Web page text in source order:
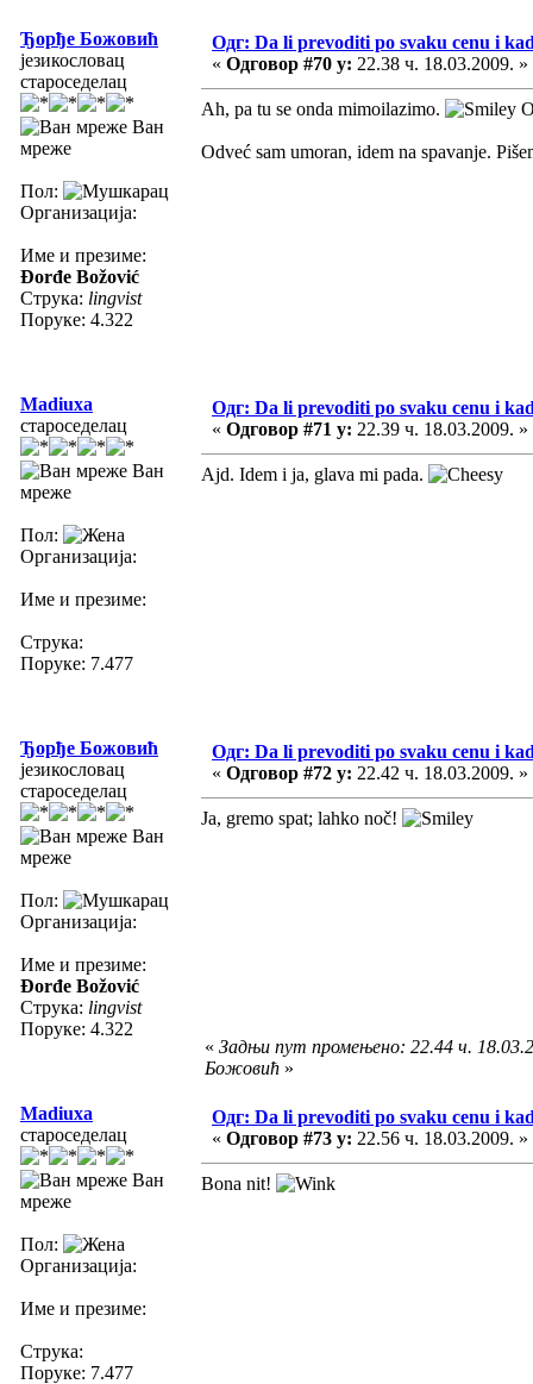
Ђорђе Божовић
језикословац
староседелац
Ван
мреже
Пол:
Организација:
Име и презиме:
Đorđe Božović
Струка: lingvist
Поруке: 4.322
Одг: Da li prevoditi po svaku cenu i
« Одговор #70 у: 22.38 ч. 18.03.2009. »
Ah, pa tu se onda mimoilazimo.
Odveć sam umoran, idem na spavanje.
Madiuxa
староседелац
Ван
мреже
Пол:
Организација:
Име и презиме:
Струка:
Поруке: 7.477
Одг: Da li prevoditi po svaku cenu i
« Одговор #71 у: 22.39 ч. 18.03.2009. »
Ajd. Idem i ja, glava mi pada.
Ђорђе Божовић
језикословац
староседелац
Ван
мреже
Пол:
Организација:
Име и презиме:
Đorđe Božović
Струка: lingvist
Поруке: 4.322
Одг: Da li prevoditi po svaku cenu i
« Одговор #72 у: 22.42 ч. 18.03.2009. »
Ja, gremo spat; lahko noč!
« Задњи пут промењено: 22.44 ч.
Божовић »
Madiuxa
староседелац
Ван
мреже
Пол:
Организација:
Име и презиме:
Струка:
Поруке: 7.477
Одг: Da li prevoditi po svaku cenu i
« Одговор #73 у: 22.56 ч. 18.03.2009. »
Bona nit!